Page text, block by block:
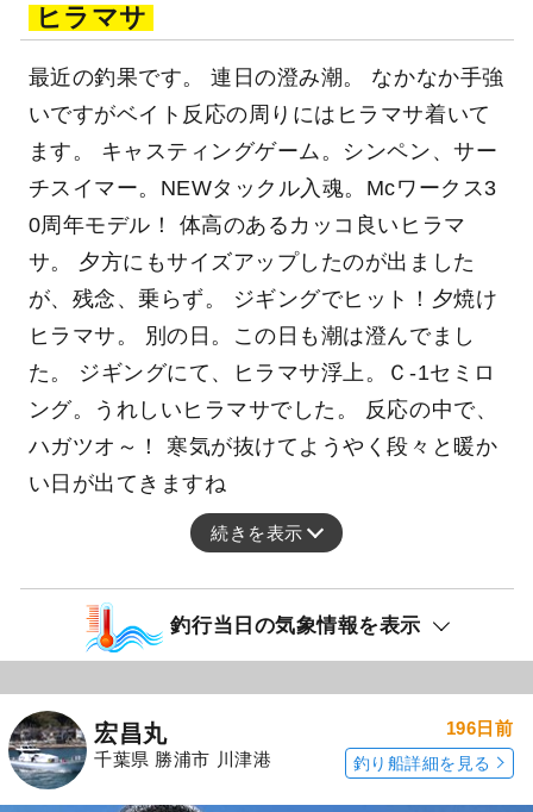
ヒラマサ
最近の釣果です。 連日の澄み潮。 なかなか手強
いですがベイト反応の周りにはヒラマサ着いて
ます。 キャスティングゲーム。シンペン、サー
チスイマー。NEWタックル入魂。Mcワークス3
0周年モデル！ 体高のあるカッコ良いヒラマ
サ。 夕方にもサイズアップしたのが出ました
が、残念、乗らず。 ジギングでヒット！夕焼け
ヒラマサ。 別の日。この日も潮は澄んでまし
た。 ジギングにて、ヒラマサ浮上。Ｃ-1セミロ
ング。うれしいヒラマサでした。 反応の中で、
ハガツオ～！ 寒気が抜けてようやく段々と暖か
い日が出てきますね
続きを表示
釣行当日の気象情報を表示
宏昌丸
千葉県 勝浦市 川津港
196日前
釣り船詳細を見る